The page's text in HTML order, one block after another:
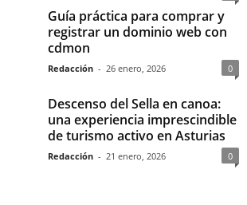
Guía práctica para comprar y
registrar un dominio web con
cdmon
Redacción - 26 enero, 2026 0
Descenso del Sella en canoa:
una experiencia imprescindible
de turismo activo en Asturias
Redacción - 21 enero, 2026 0